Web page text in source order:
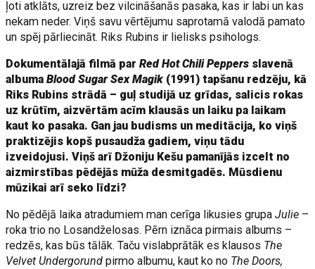
ļoti atklāts, uzreiz bez vilcināšanās pasaka, kas ir labi un kas
nekam neder. Viņš savu vērtējumu saprotamā valodā pamato
un spēj pārliecināt. Riks Rubins ir lielisks psihologs.
Dokumentālajā filmā parRed Hot Chili Peppers slavenā
albumaBlood Sugar Sex Magik (1991) tapšanu redzēju, kā
Riks Rubins strādā – guļ studijā uz grīdas, salicis rokas
uz krūtīm, aizvērtām acīm klausās un laiku pa laikam
kaut ko pasaka. Gan jau budisms un meditācija, ko viņš
praktizējis kopš pusaudža gadiem, viņu tādu
izveidojusi. Viņš arī Džoniju Kešu pamanījās izcelt no
aizmirstības pēdējās mūža desmitgadēs. Mūsdienu
mūzikai arī seko līdzi?
No pēdējā laika atradumiem man cerīga likusies grupaJulie –
roka trio no Losandželosas. Pērn iznāca pirmais albums –
redzēs, kas būs tālāk. Taču vislabprātāk es klausos The
Velvet Undergorund pirmo albumu, kaut ko no The Doors,